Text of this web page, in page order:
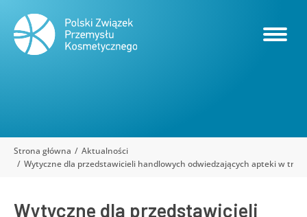
Jesteś tutaj:
Strona główna
Aktualności
Wytyczne dla przedstawicieli handlowych odwiedzających apteki w
Wytyczne dla przedstawicieli